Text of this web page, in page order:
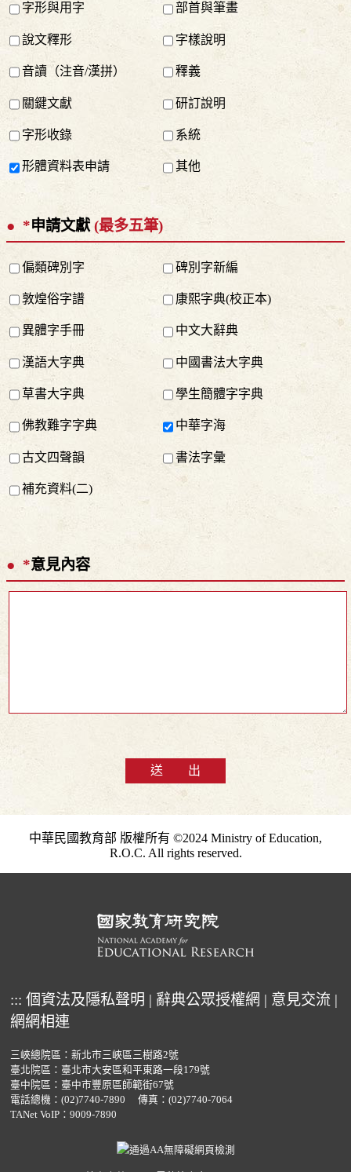
字形與用字 部首與筆畫
說文釋形 字樣說明
音讀（注音/漢拼） 釋義
關鍵文獻 研訂說明
字形收錄 系統
形體資料表申請 其他
*申請文獻 (最多五筆)
偏類碑別字 碑別字新編
敦煌俗字譜 康熙字典(校正本)
異體字手冊 中文大辭典
漢語大字典 中國書法大字典
草書大字典 學生簡體字字典
佛教難字字典 中華字海
古文四聲韻 書法字彙
補充資料(二)
*意見內容
送 出
中華民國教育部 版權所有 ©2024 Ministry of Education,
R.O.C. All rights reserved.
::: 個資法及隱私聲明 | 辭典公眾授權網 | 意見交流 |
網網相連
三峽總院區：新北市三峽區三樹路2號
臺北院區：臺北市大安區和平東路一段179號
臺中院區：臺中市豐原區師範街67號
電話總機： (02)7740-7890
傳真：(02)7740-7064
TANet VoIP：9009-7890